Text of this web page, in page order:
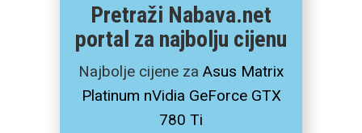
Pretraži Nabava.net
portal za najbolju cijenu
Najbolje cijene za Asus Matrix
Platinum nVidia GeForce GTX
780 Ti